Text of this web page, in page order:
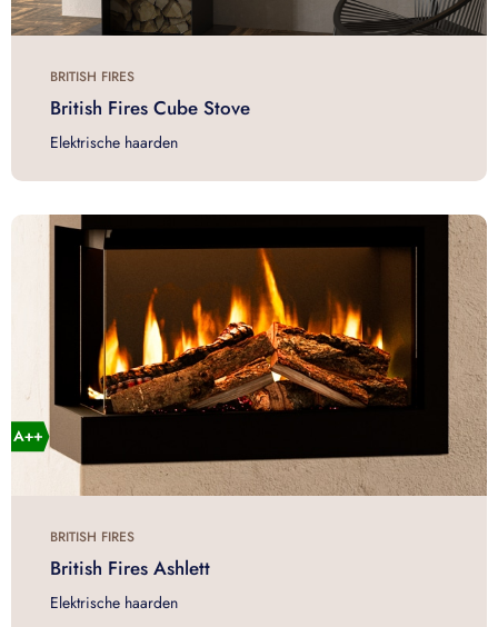
BRITISH FIRES
British Fires Cube Stove
Elektrische haarden
BRITISH FIRES
British Fires Ashlett
Elektrische haarden